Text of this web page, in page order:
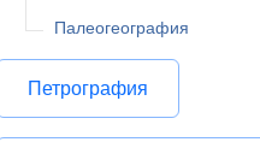
Палеогеография
Петрография